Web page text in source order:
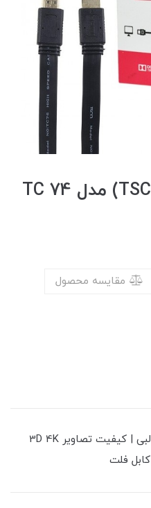
کابل HDMI تسکو (TSCO) مدل TC 74
مقایسه محصول
طول کابل 5 متر | کیفیت صدای دالبی | کیفیت تصاویر 3D 4K